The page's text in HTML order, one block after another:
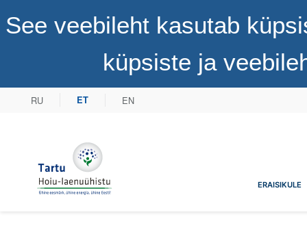
See veebileht kasutab
küpsiste ja
RU ET EN
Tartu Hoiu-laenuühistuERAISIKULE